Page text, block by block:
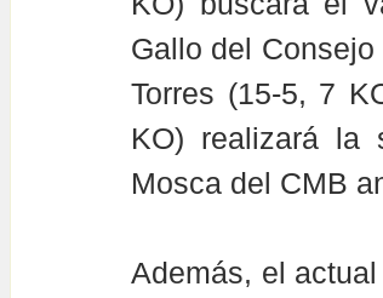
Gallo del
Torres (15-5, 7
KO) realizará la
Mosca del CMB
Además, el